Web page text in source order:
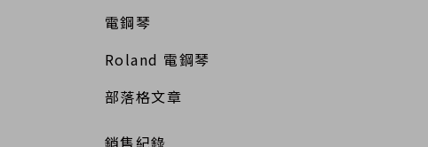
電鋼琴
Roland 電鋼琴
部落格文章
銷售紀錄